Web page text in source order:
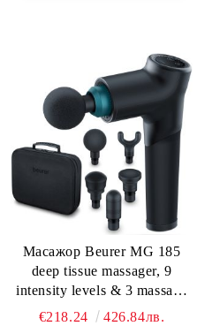
Масажор Beurer MG 185
deep tissue massager, 9
intensity levels & 3 massage
programmes, 5 massage
€218.24 426.84лв.